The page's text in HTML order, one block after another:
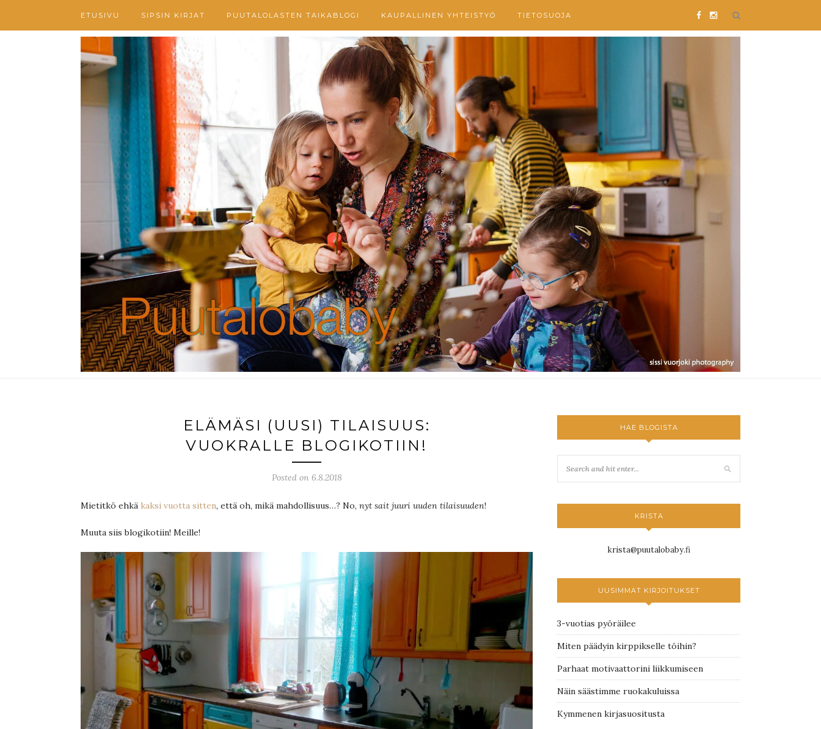
ETUSIVU SIPSIN KIRJAT PUUTALOLASTEN TAIKABLOGI KAUPALLINEN YHTEISTYÖ TIETOSUOJA
ELÄMÄSI (UUSI) TILAISUUS:
VUOKRALLE BLOGIKOTIIN!
Posted on 6.8.2018
Mietitkö ehkä kaksi vuotta sitten, että oh, mikä mahdollisuus…? No, nyt sait juuri uuden tilaisuuden!
Muuta siis blogikotiin! Meille!
HAE BLOGISTA
KRISTA
krista@puutalobaby.fi
UUSIMMAT KIRJOITUKSET
3-vuotias pyöräilee
Miten päädyin kirppikselle töihin?
Parhaat motivaattorini liikkumiseen
Näin säästimme ruokakuluissa
Kymmenen kirjasuositusta